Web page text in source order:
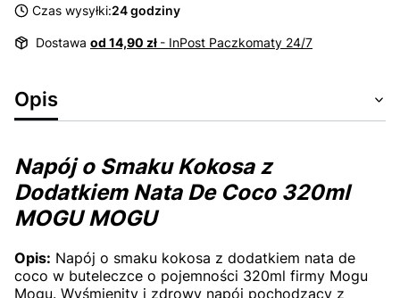
Czas wysyłki:24 godziny
Dostawa od 14,90 zł - InPost Paczkomaty 24/7
Opis
Napój o Smaku Kokosa z
Dodatkiem Nata De Coco 320ml
MOGU MOGU
Opis: Napój o smaku kokosa z dodatkiem nata de
coco w buteleczce o pojemności 320ml firmy Mogu
Mogu. Wyśmienity i zdrowy napój pochodzący z